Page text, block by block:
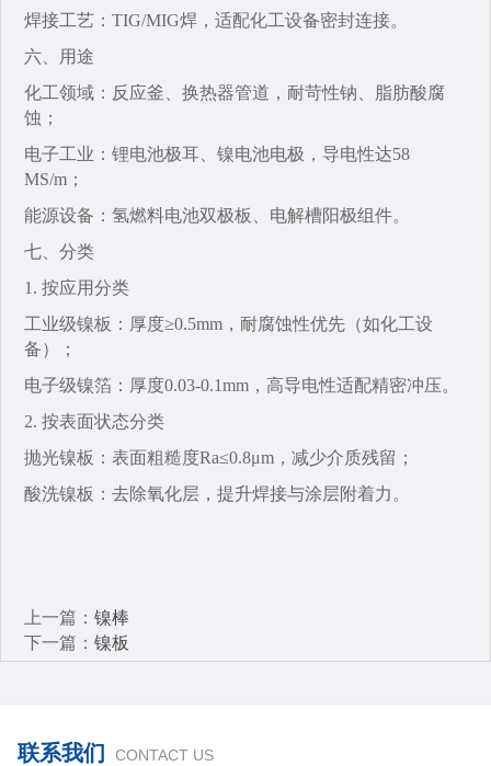
焊接工艺‌：TIG/MIG焊，适配化工设备密封连接。
六、用途‌
化工领域‌：反应釜、换热器管道，耐苛性钠、脂肪酸腐
蚀；
电子工业‌：锂电池极耳、镍电池电极，导电性达58
MS/m；
能源设备‌：氢燃料电池双极板、电解槽阳极组件。
七、分类‌
1. 按应用分类‌
工业级镍板‌：厚度≥0.5mm，耐腐蚀性优先（如化工设
备）；
电子级镍箔‌：厚度0.03-0.1mm，高导电性适配精密冲压。
2. 按表面状态分类‌
抛光镍板‌：表面粗糙度Ra≤0.8μm，减少介质残留；
酸洗镍板‌：去除氧化层，提升焊接与涂层附着力。
上一篇： 镍棒
下一篇： 镍板
联系我们 CONTACT US